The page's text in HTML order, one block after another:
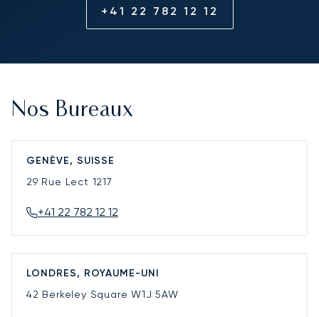
+41 22 782 12 12
Nos Bureaux
GENÈVE, SUISSE
29 Rue Lect 1217
+41 22 782 12 12
LONDRES, ROYAUME-UNI
42 Berkeley SquareW1J 5AW